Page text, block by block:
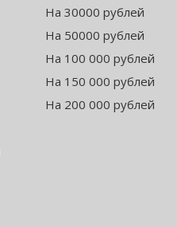
На 30000 рублей
На 50000 рублей
На 100 000 рублей
На 150 000 рублей
На 200 000 рублей